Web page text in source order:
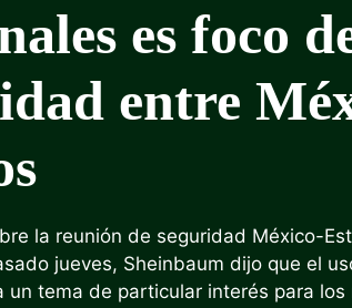
es foco
entre
la reunión de seguridad México-
jueves, Sheinbaum dijo que el
un tema de particular interés para